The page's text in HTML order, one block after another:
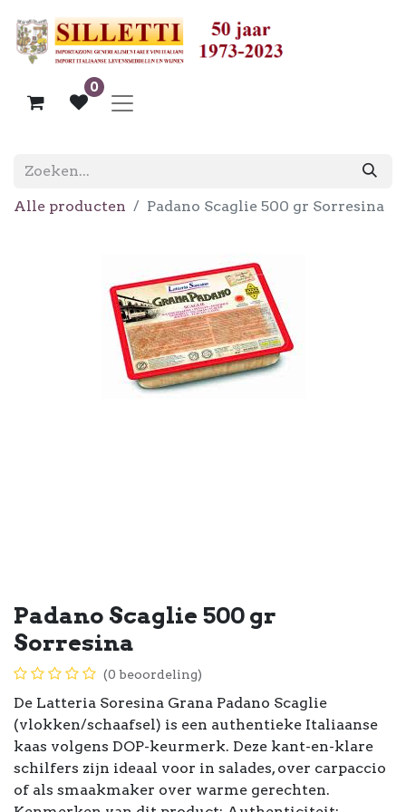
0
Alle producten Padano Scaglie 500 gr Sorresina
Padano Scaglie 500 gr
Sorresina
(0 beoordeling)
De Latteria Soresina Grana Padano Scaglie
(vlokken/schaafsel) is een authentieke Italiaanse
kaas volgens DOP-keurmerk. Deze kant-en-klare
schilfers zijn ideaal voor in salades, over carpaccio
of als smaakmaker over warme gerechten.